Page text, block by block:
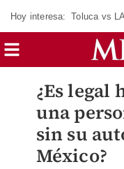
Hoy interesa: Toluca vs
¿Es legal
una
sin su
México?